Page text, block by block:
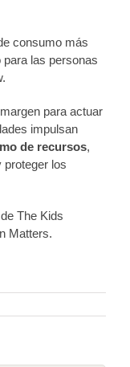
consumo más
las personas
para actuar
impulsan
de recursos,
proteger los
The Kids
Matters.